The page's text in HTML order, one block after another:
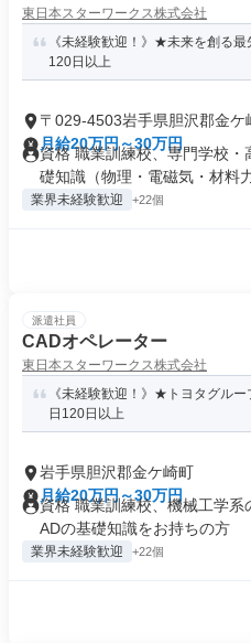
東日本スターワークス株式会社
《未経験歓迎！》★未来を創る
120日以上
〒029-4503岩手県胆沢郡金ケ
月給20万円～30万円
資格 職業訓練校、専門学校
礎知識（物理・電磁気・材料
業界未経験歓迎 +22個
派遣社員
CADオペレーター
東日本スターワークス株式会社
《未経験歓迎！》★トヨタグル
日120日以上
岩手県胆沢郡金ケ崎町
月給20万円～30万円
資格 職業訓練校、機械工学
ADの基礎知識をお持ちの方
業界未経験歓迎 +22個